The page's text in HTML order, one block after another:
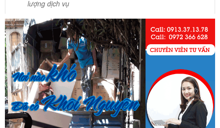
Vĩnh Lộc A - Bình Chánh
Công ty Khôi Nguyên chuyển hàng của cô bao bọc đóng
gói rất cẩn thận. Cô rất hài lòng
Cô Loan
57 Tây Thạnh, Tân Phú